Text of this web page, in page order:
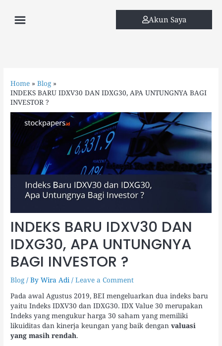
content
Menu Akun Saya
Home
Blog
INDEKS BARU IDXV30 DAN IDXG30, APA UNTUNGNYA BAGI
INVESTOR ?
INDEKS BARU IDXV30 DAN
IDXG30, APA UNTUNGNYA
BAGI INVESTOR ?
Blog / ByWira Adi/Leave a Comment
Pada awal Agustus 2019, BEI mengeluarkan dua indeks baru
yaitu Indeks IDXV30 dan IDXG30. IDX Value 30 merupakan
Indeks yang mengukur harga 30 saham yang memiliki
likuiditas dan kinerja keungan yang baik denganvaluasi
yang masih rendah.